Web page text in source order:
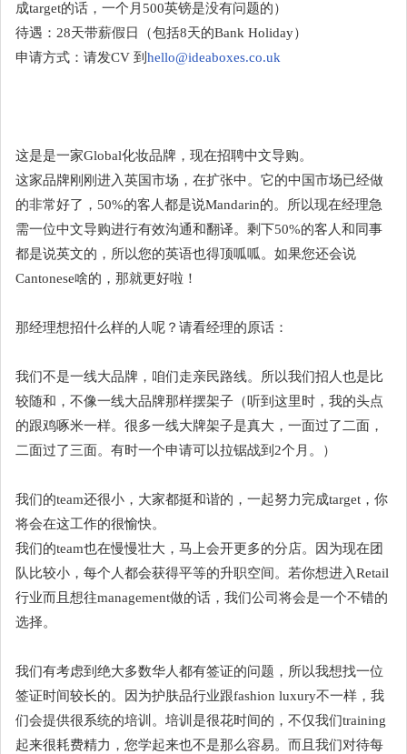
成target的话，一个月500英镑是没有问题的）
待遇：28天带薪假日（包括8天的Bank Holiday）
申请方式：请发CV 到 hello@ideaboxes.co.uk
这是是一家Global化妆品牌，现在招聘中文导购。
这家品牌刚刚进入英国市场，在扩张中。它的中国市场已经做
的非常好了，50%的客人都是说Mandarin的。所以现在经理急
需一位中文导购进行有效沟通和翻译。剩下50%的客人和同事
都是说英文的，所以您的英语也得顶呱呱。如果您还会说
Cantonese啥的，那就更好啦！
那经理想招什么样的人呢？请看经理的原话：
我们不是一线大品牌，咱们走亲民路线。所以我们招人也是比
较随和，不像一线大品牌那样摆架子（听到这里时，我的头点
的跟鸡啄米一样。很多一线大牌架子是真大，一面过了二面，
二面过了三面。有时一个申请可以拉锯战到2个月。）
我们的team还很小，大家都挺和谐的，一起努力完成target，你
将会在这工作的很愉快。
我们的team也在慢慢壮大，马上会开更多的分店。因为现在团
队比较小，每个人都会获得平等的升职空间。若你想进入Retail
行业而且想往management做的话，我们公司将会是一个不错的
选择。
我们有考虑到绝大多数华人都有签证的问题，所以我想找一位
签证时间较长的。因为护肤品行业跟fashion luxury不一样，我
们会提供很系统的培训。培训是很花时间的，不仅我们training
起来很耗费精力，您学起来也不是那么容易。而且我们对待每